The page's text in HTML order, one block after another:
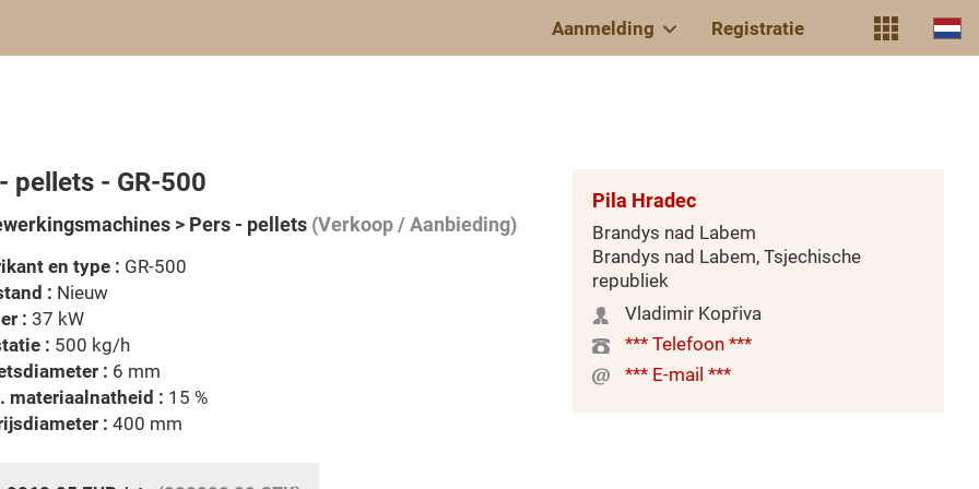
Aanmelding Registratie
pellets - GR-500
> Pers - pellets (Verkoop / Aanbieding)
en type : GR-500
: Nieuw
: 37 kW
: 500 kg/h
: 6 mm
materiaalnatheid : 15 %
: 400 mm
Pila Hradec
Brandys nad Labem
Brandys nad Labem, Tsjechische
republiek
Vladimir Kopřiva
*** Telefoon ***
*** E-mail ***